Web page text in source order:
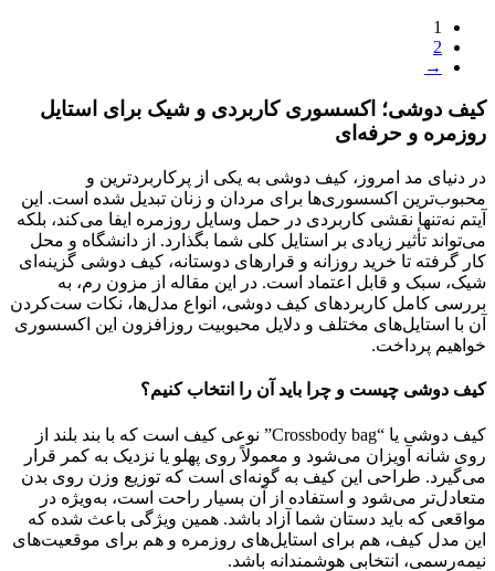
1
2
→
کیف دوشی؛ اکسسوری کاربردی و شیک برای استایل
روزمره و حرفه‌ای
در دنیای مد امروز، کیف دوشی به یکی از پرکاربردترین و
محبوب‌ترین اکسسوری‌ها برای مردان و زنان تبدیل شده است. این
آیتم نه‌تنها نقشی کاربردی در حمل وسایل روزمره ایفا می‌کند، بلکه
می‌تواند تأثیر زیادی بر استایل کلی شما بگذارد. از دانشگاه و محل
کار گرفته تا خرید روزانه و قرارهای دوستانه، کیف دوشی گزینه‌ای
شیک، سبک و قابل اعتماد است. در این مقاله از مزون رم، به
بررسی کامل کاربردهای کیف دوشی، انواع مدل‌ها، نکات ست‌کردن
آن با استایل‌های مختلف و دلایل محبوبیت روزافزون این اکسسوری
خواهیم پرداخت.
کیف دوشی چیست و چرا باید آن را انتخاب کنیم؟
کیف دوشی یا “Crossbody bag” نوعی کیف است که با بند بلند از
روی شانه آویزان می‌شود و معمولاً روی پهلو یا نزدیک به کمر قرار
می‌گیرد. طراحی این کیف به گونه‌ای است که توزیع وزن روی بدن
متعادل‌تر می‌شود و استفاده از آن بسیار راحت است، به‌ویژه در
مواقعی که باید دستان شما آزاد باشد. همین ویژگی باعث شده که
این مدل کیف، هم برای استایل‌های روزمره و هم برای موقعیت‌های
نیمه‌رسمی، انتخابی هوشمندانه باشد.